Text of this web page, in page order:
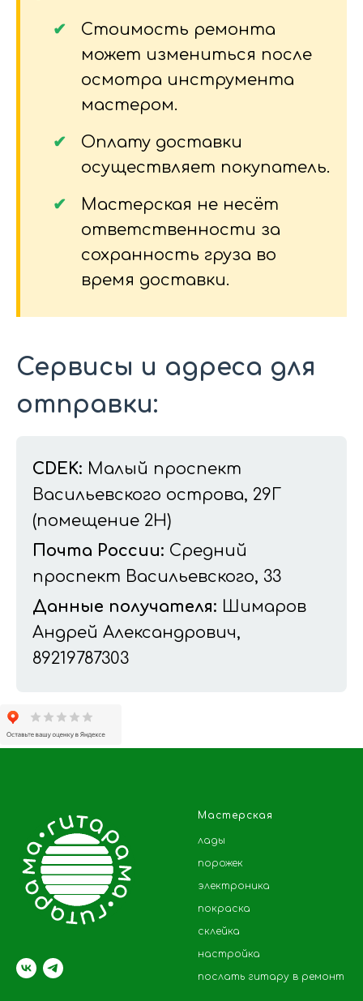
Стоимость ремонта
может измениться после
осмотра инструмента
мастером.
Оплату доставки
осуществляет покупатель.
Мастерская не несёт
ответственности за
сохранность груза во
время доставки.
Сервисы и адреса для
отправки:
CDEK: Малый проспект
Васильевского острова, 29Г
(помещение 2Н)
Почта России: Средний
проспект Васильевского, 33
Данные получателя: Шимаров
Андрей Александрович,
89219787303
Мастерская
лады
порожек
электроника
покраска
склейка
настройка
послать гитару в ремонт